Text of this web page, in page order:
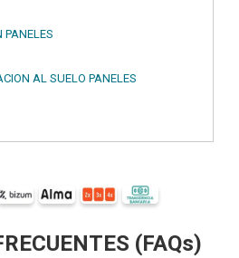
PANELES
AL SUELO PANELES
(FAQs)